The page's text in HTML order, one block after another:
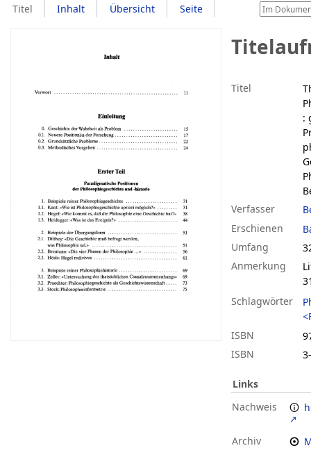
Titel Inhalt Übersicht Seite
Titel
:
Verfasser
Erschienen
Umfang
Anmerkung
Schlagwörter
ISBN
ISBN
Links
Nachweis
Archiv